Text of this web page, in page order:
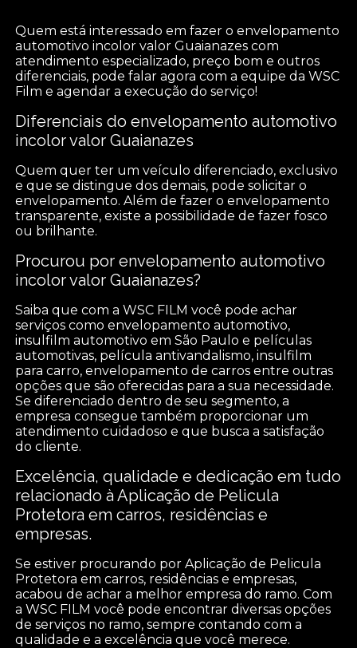
Quem está interessado em fazer o envelopamento
automotivo incolor valor Guaianazes com
atendimento especializado, preço bom e outros
diferenciais, pode falar agora com a equipe da WSC
Film e agendar a execução do serviço!
Diferenciais do envelopamento automotivo
incolor valor Guaianazes
Quem quer ter um veículo diferenciado, exclusivo
e que se distingue dos demais, pode solicitar o
envelopamento. Além de fazer o envelopamento
transparente, existe a possibilidade de fazer fosco
ou brilhante.
Procurou por envelopamento automotivo
incolor valor Guaianazes?
Saiba que com a WSC FILM você pode achar
serviços como envelopamento automotivo,
insulfilm automotivo em São Paulo e películas
automotivas, película antivandalismo, insulfilm
para carro, envelopamento de carros entre outras
opções que são oferecidas para a sua necessidade.
Se diferenciado dentro de seu segmento, a
empresa consegue também proporcionar um
atendimento cuidadoso e que busca a satisfação
do cliente.
Excelência, qualidade e dedicação em tudo
relacionado à Aplicação de Pelicula
Protetora em carros, residências e
empresas.
Se estiver procurando por Aplicação de Pelicula
Protetora em carros, residências e empresas,
acabou de achar a melhor empresa do ramo. Com
a WSC FILM você pode encontrar diversas opções
de serviços no ramo, sempre contando com a
qualidade e a excelência que você merece.